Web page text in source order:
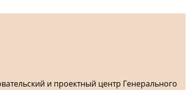
и проектный центр Генерального